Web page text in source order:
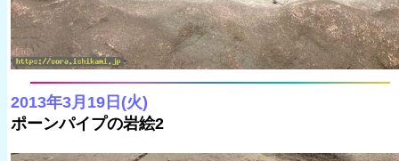
2013年3月19日(火)
ポーンパイプの岩絵2